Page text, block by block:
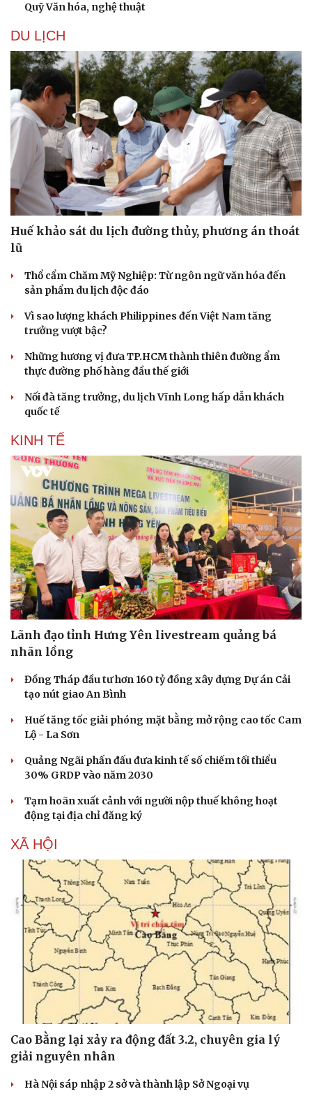
Văn hóa
Sân khấu - Điện ảnh
Văn học
Âm nhạc
Di sản
Giải trí
Nghệ sĩ
Thời trang
Sao Việt
Quỹ Văn hóa, nghệ thuật
DU LỊCH
Huế khảo sát du lịch đường thủy, phương án thoát
lũ
Thổ cẩm Chăm Mỹ Nghiệp: Từ ngôn ngữ văn hóa đến
sản phẩm du lịch độc đáo
Vì sao lượng khách Philippines đến Việt Nam tăng
trưởng vượt bậc?
Những hương vị đưa TP.HCM thành thiên đường ẩm
thực đường phố hàng đầu thế giới
Nối đà tăng trưởng, du lịch Vĩnh Long hấp dẫn khách
quốc tế
KINH TẾ
Lãnh đạo tỉnh Hưng Yên livestream quảng bá
nhãn lồng
Đồng Tháp đầu tư hơn 160 tỷ đồng xây dựng Dự án Cải
tạo nút giao An Bình
Huế tăng tốc giải phóng mặt bằng mở rộng cao tốc Cam
Lộ - La Sơn
Quảng Ngãi phấn đấu đưa kinh tế số chiếm tối thiểu
30% GRDP vào năm 2030
Tạm hoãn xuất cảnh với người nộp thuế không hoạt
động tại địa chỉ đăng ký
XÃ HỘI
Cao Bằng lại xảy ra động đất 3.2, chuyên gia lý
giải nguyên nhân
Hà Nội sáp nhập 2 sở và thành lập Sở Ngoại vụ